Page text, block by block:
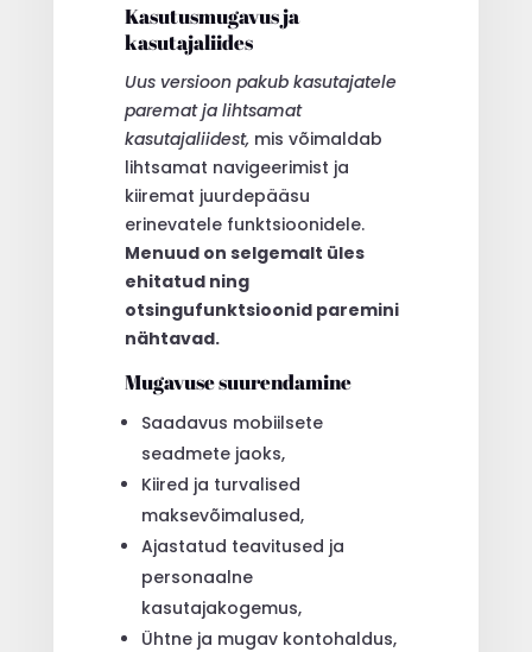
Kasutusmugavus ja
kasutajaliides
Uus versioon pakub kasutajatele
paremat ja lihtsamat
kasutajaliidest,mis võimaldab
lihtsamat navigeerimist ja
kiiremat juurdepääsu
erinevatele funktsioonidele.
Menuud on selgemalt üles
ehitatud ning
otsingufunktsioonid paremini
nähtavad.
Mugavuse suurendamine
Saadavus mobiilsete
seadmete jaoks,
Kiired ja turvalised
maksevõimalused,
Ajastatud teavitused ja
personaalne
kasutajakogemus,
Ühtne ja mugav kontohaldus,